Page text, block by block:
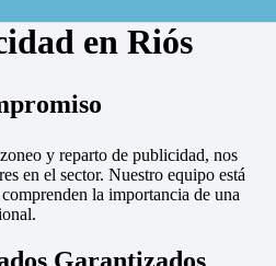
en Riós
y reparto de publicidad, nos
en el sector. Nuestro equipo está
la importancia de una